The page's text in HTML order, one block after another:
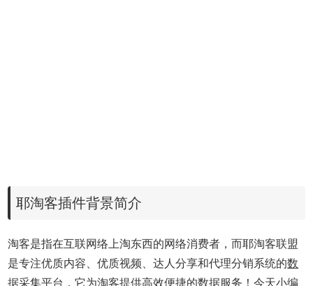
耶淘客插件背景简介
淘客是指在互联网络上淘东西的网络消费者，而耶淘客联盟
是专注优质内容、优质视频、达人分享和代理分销系统的数
据采集平台，它为淘客提供高效便捷的数据服务！今天小编